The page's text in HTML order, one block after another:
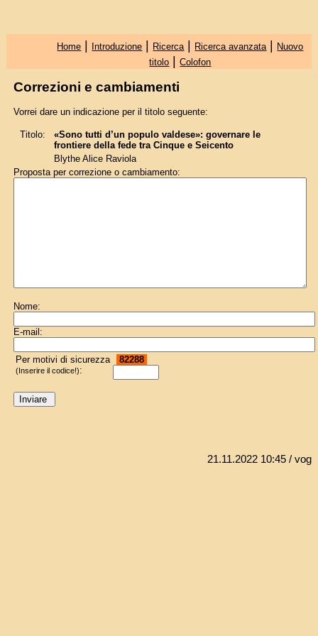
Home | Introduzione | Ricerca | Ricerca avanzata | Nuovo
titolo |Colofon
Correzioni e cambiamenti
Vorrei dare un indicazione per il titolo seguente:
Titolo:
«Sono tutti d’un populo valdese»: governare le
frontiere della fede tra Cinque e Seicento
Blythe Alice Raviola
Proposta per correzione o cambiamento:
Nome:
E-mail:
Per motivi di sicurezza
(Inserire il codice!):
82288
21.11.2022 10:45 / vog